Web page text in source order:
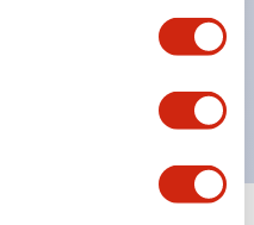
燈時的顏色識別。
：在危險或緊急狀況下，
人識別。